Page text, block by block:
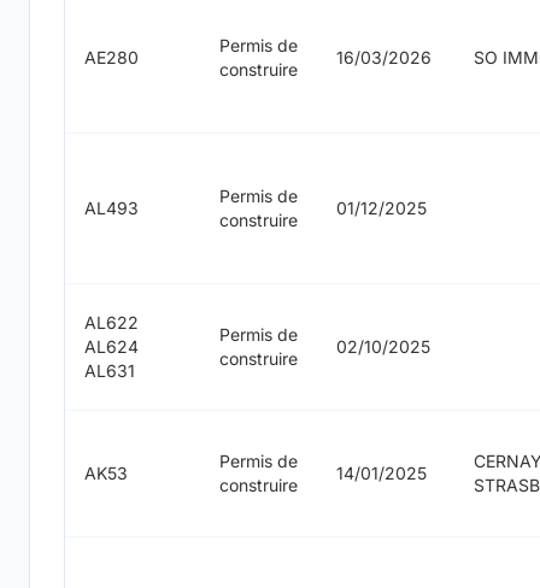
AE280
Permis de
construire
16/03/2026 SO
AL493
Permis de
construire
01/12/2025
AL622
AL624
AL631
Permis de
construire
02/10/2025
AK53
Permis de
construire
14/01/2025